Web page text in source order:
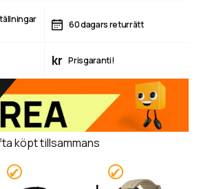
60 dagars returrätt
kr Prisgaranti!
köpt tillsammans